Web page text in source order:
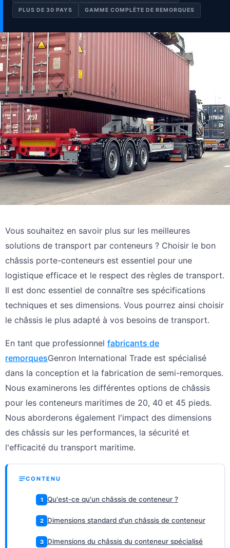
PLUS DE 30 PAYS GAMME COMPLÈTE DE REMORQUES
Vous souhaitez en savoir plus sur les meilleures
solutions de transport par conteneurs ? Choisir le bon
châssis porte-conteneurs est essentiel pour une
logistique efficace et le respect des règles de transport.
Il est donc essentiel de connaître ses spécifications
techniques et ses dimensions. Vous pourrez ainsi choisir
le châssis le plus adapté à vos besoins de transport.
En tant que professionnel fabricants de
remorquesGenron International Trade est spécialisé
dans la conception et la fabrication de semi-remorques.
Nous examinerons les différentes options de châssis
pour les conteneurs maritimes de 20, 40 et 45 pieds.
Nous aborderons également l'impact des dimensions
des châssis sur les performances, la sécurité et
l'efficacité du transport maritime.
CONTENU
1 Qu'est-ce qu'un châssis de conteneur ?
2 Dimensions standard d'un châssis de conteneur
3 Dimensions du châssis du conteneur spécialisé